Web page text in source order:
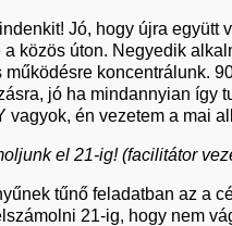
Jó, hogy újra együtt
közös úton. Negyedik
koncentrálunk.
jó ha mindannyian így
vagyok, én vezetem a mai
el 21-ig!(facilitátor
tűnő feladatban az a
21-ig, hogy nem